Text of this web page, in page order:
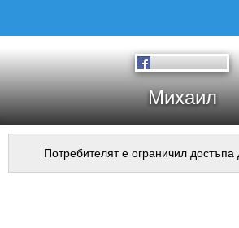
Михаил
Потребителят е ограничил